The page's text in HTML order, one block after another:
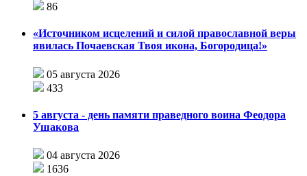
86
«Источником исцелений и силой православной веры
явилась Почаевская Твоя икона, Богородица!»
05 августа 2026
433
5 августа - день памяти праведного воина Феодора
Ушакова
04 августа 2026
1636